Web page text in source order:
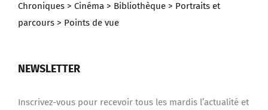
Chroniques > Cinéma > Bibliothèque > Portraits et
parcours > Points de vue
NEWSLETTER
Inscrivez-vous pour recevoir tous les mardis l’actualité et